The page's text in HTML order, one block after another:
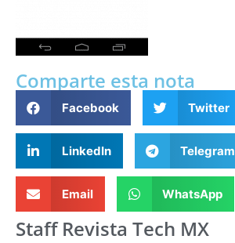
Comparte esta nota
Facebook Twitter
LinkedIn Telegram
Email WhatsApp
Staff Revista Tech MX